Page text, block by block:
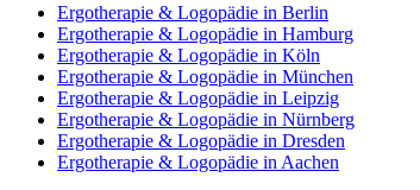
Ergotherapie & Logopädie in Berlin
Ergotherapie & Logopädie in Hamburg
Ergotherapie & Logopädie in Köln
Ergotherapie & Logopädie in München
Ergotherapie & Logopädie in Leipzig
Ergotherapie & Logopädie in Nürnberg
Ergotherapie & Logopädie in Dresden
Ergotherapie & Logopädie in Aachen